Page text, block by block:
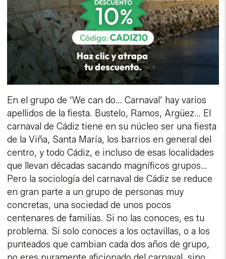
En el grupo de ‘We can do… Carnaval’ hay varios
apellidos de la fiesta. Bustelo, Ramos, Argüez… El
carnaval de Cádiz tiene en su núcleo ser una fiesta
de la Viña, Santa María, los barrios en general del
centro, y todo Cádiz, e incluso de esas localidades
que llevan décadas sacando magníficos grupos…
Pero la sociología del carnaval de Cádiz se reduce
en gran parte a un grupo de personas muy
concretas, una sociedad de unos pocos
centenares de familias. Si no las conoces, es tu
problema. Si solo conoces a los octavillas, o a los
punteados que cambian cada dos años de grupo,